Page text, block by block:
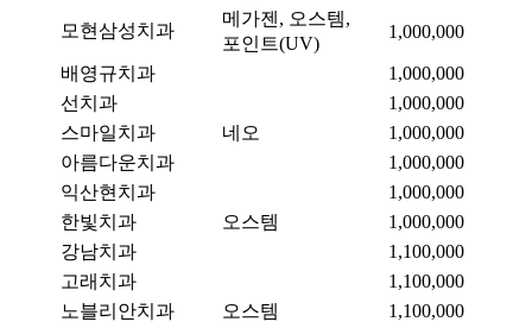
모현삼성치과
메가젠, 오스템,
포인트(UV)
1,000,000
배영규치과
1,000,000
선치과
1,000,000
스마일치과
네오
1,000,000
아름다운치과
1,000,000
익산현치과
1,000,000
한빛치과
오스템
1,000,000
강남치과
1,100,000
고래치과
1,100,000
노블리안치과
오스템 1,100,000